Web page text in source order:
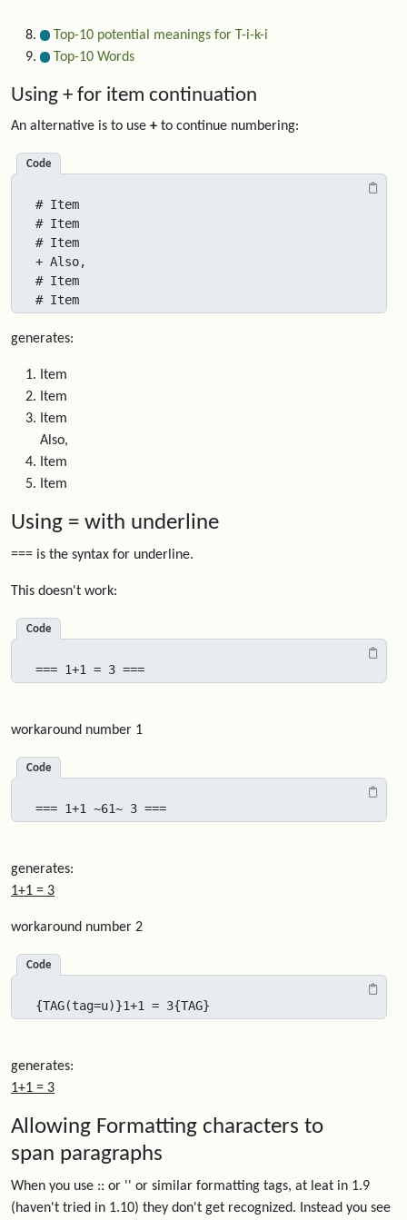
Top-10 potential meanings for T-i-k-i
Top-10 Words
Using + for item continuation
An alternative is to use + to continue numbering:
Code
# Item
# Item
# Item
+ Also,
# Item
# Item
generates:
Item
Item
Item
Also,
Item
Item
Using = with underline
=== is the syntax for underline.
This doesn't work:
Code
=== 1+1 = 3 ===
workaround number 1
Code
=== 1+1 ~61~ 3 ===
generates:
1+1 = 3
workaround number 2
Code
{TAG(tag=u)}1+1 = 3{TAG}
generates:
1+1 = 3
Allowing Formatting characters to
span paragraphs
When you use :: or '' or similar formatting tags, at leat in 1.9
(haven't tried in 1.10) they don't get recognized. Instead you see